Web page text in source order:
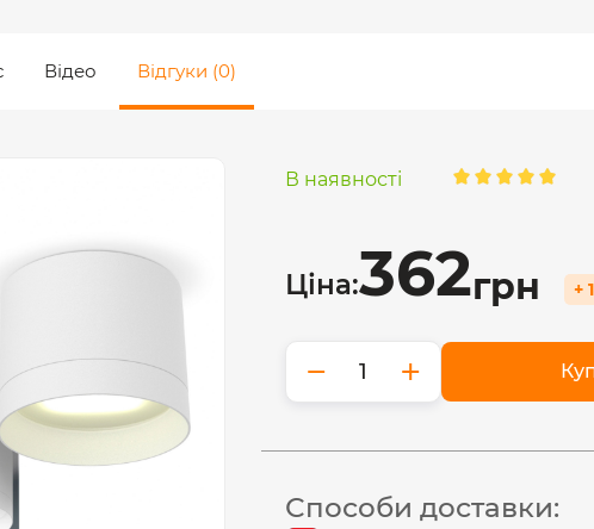
Відео Відгуки (0)
В наявності
Ціна:362грн +
− +
Способи доставки: